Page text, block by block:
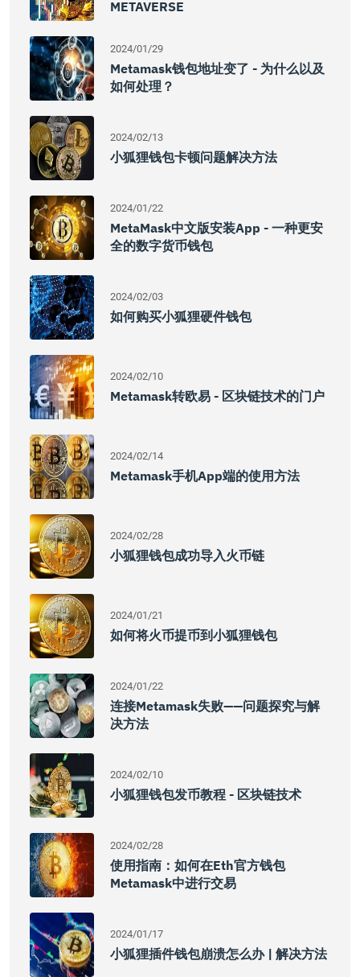
METAVERSE
2024/01/29
Metamask钱包地址变了 - 为什么以及
如何处理？
2024/02/13
小狐狸钱包卡顿问题解决方法
2024/01/22
MetaMask中文版安装App - 一种更安
全的数字货币钱包
2024/02/03
如何购买小狐狸硬件钱包
2024/02/10
Metamask转欧易 - 区块链技术的门户
2024/02/14
Metamask手机App端的使用方法
2024/02/28
小狐狸钱包成功导入火币链
2024/01/21
如何将火币提币到小狐狸钱包
2024/01/22
连接Metamask失败——问题探究与解
决方法
2024/02/10
小狐狸钱包发币教程 - 区块链技术
2024/02/28
使用指南：如何在eth官方钱包
Metamask中进行交易
2024/01/17
小狐狸插件钱包崩溃怎么办 | 解决方法